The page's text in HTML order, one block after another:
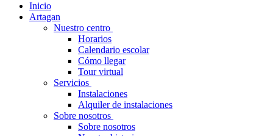
Inicio
Artagan
Nuestro centro
Horarios
Calendario escolar
Cómo llegar
Tour virtual
Servicios
Instalaciones
Alquiler de instalaciones
Sobre nosotros
Sobre nosotros